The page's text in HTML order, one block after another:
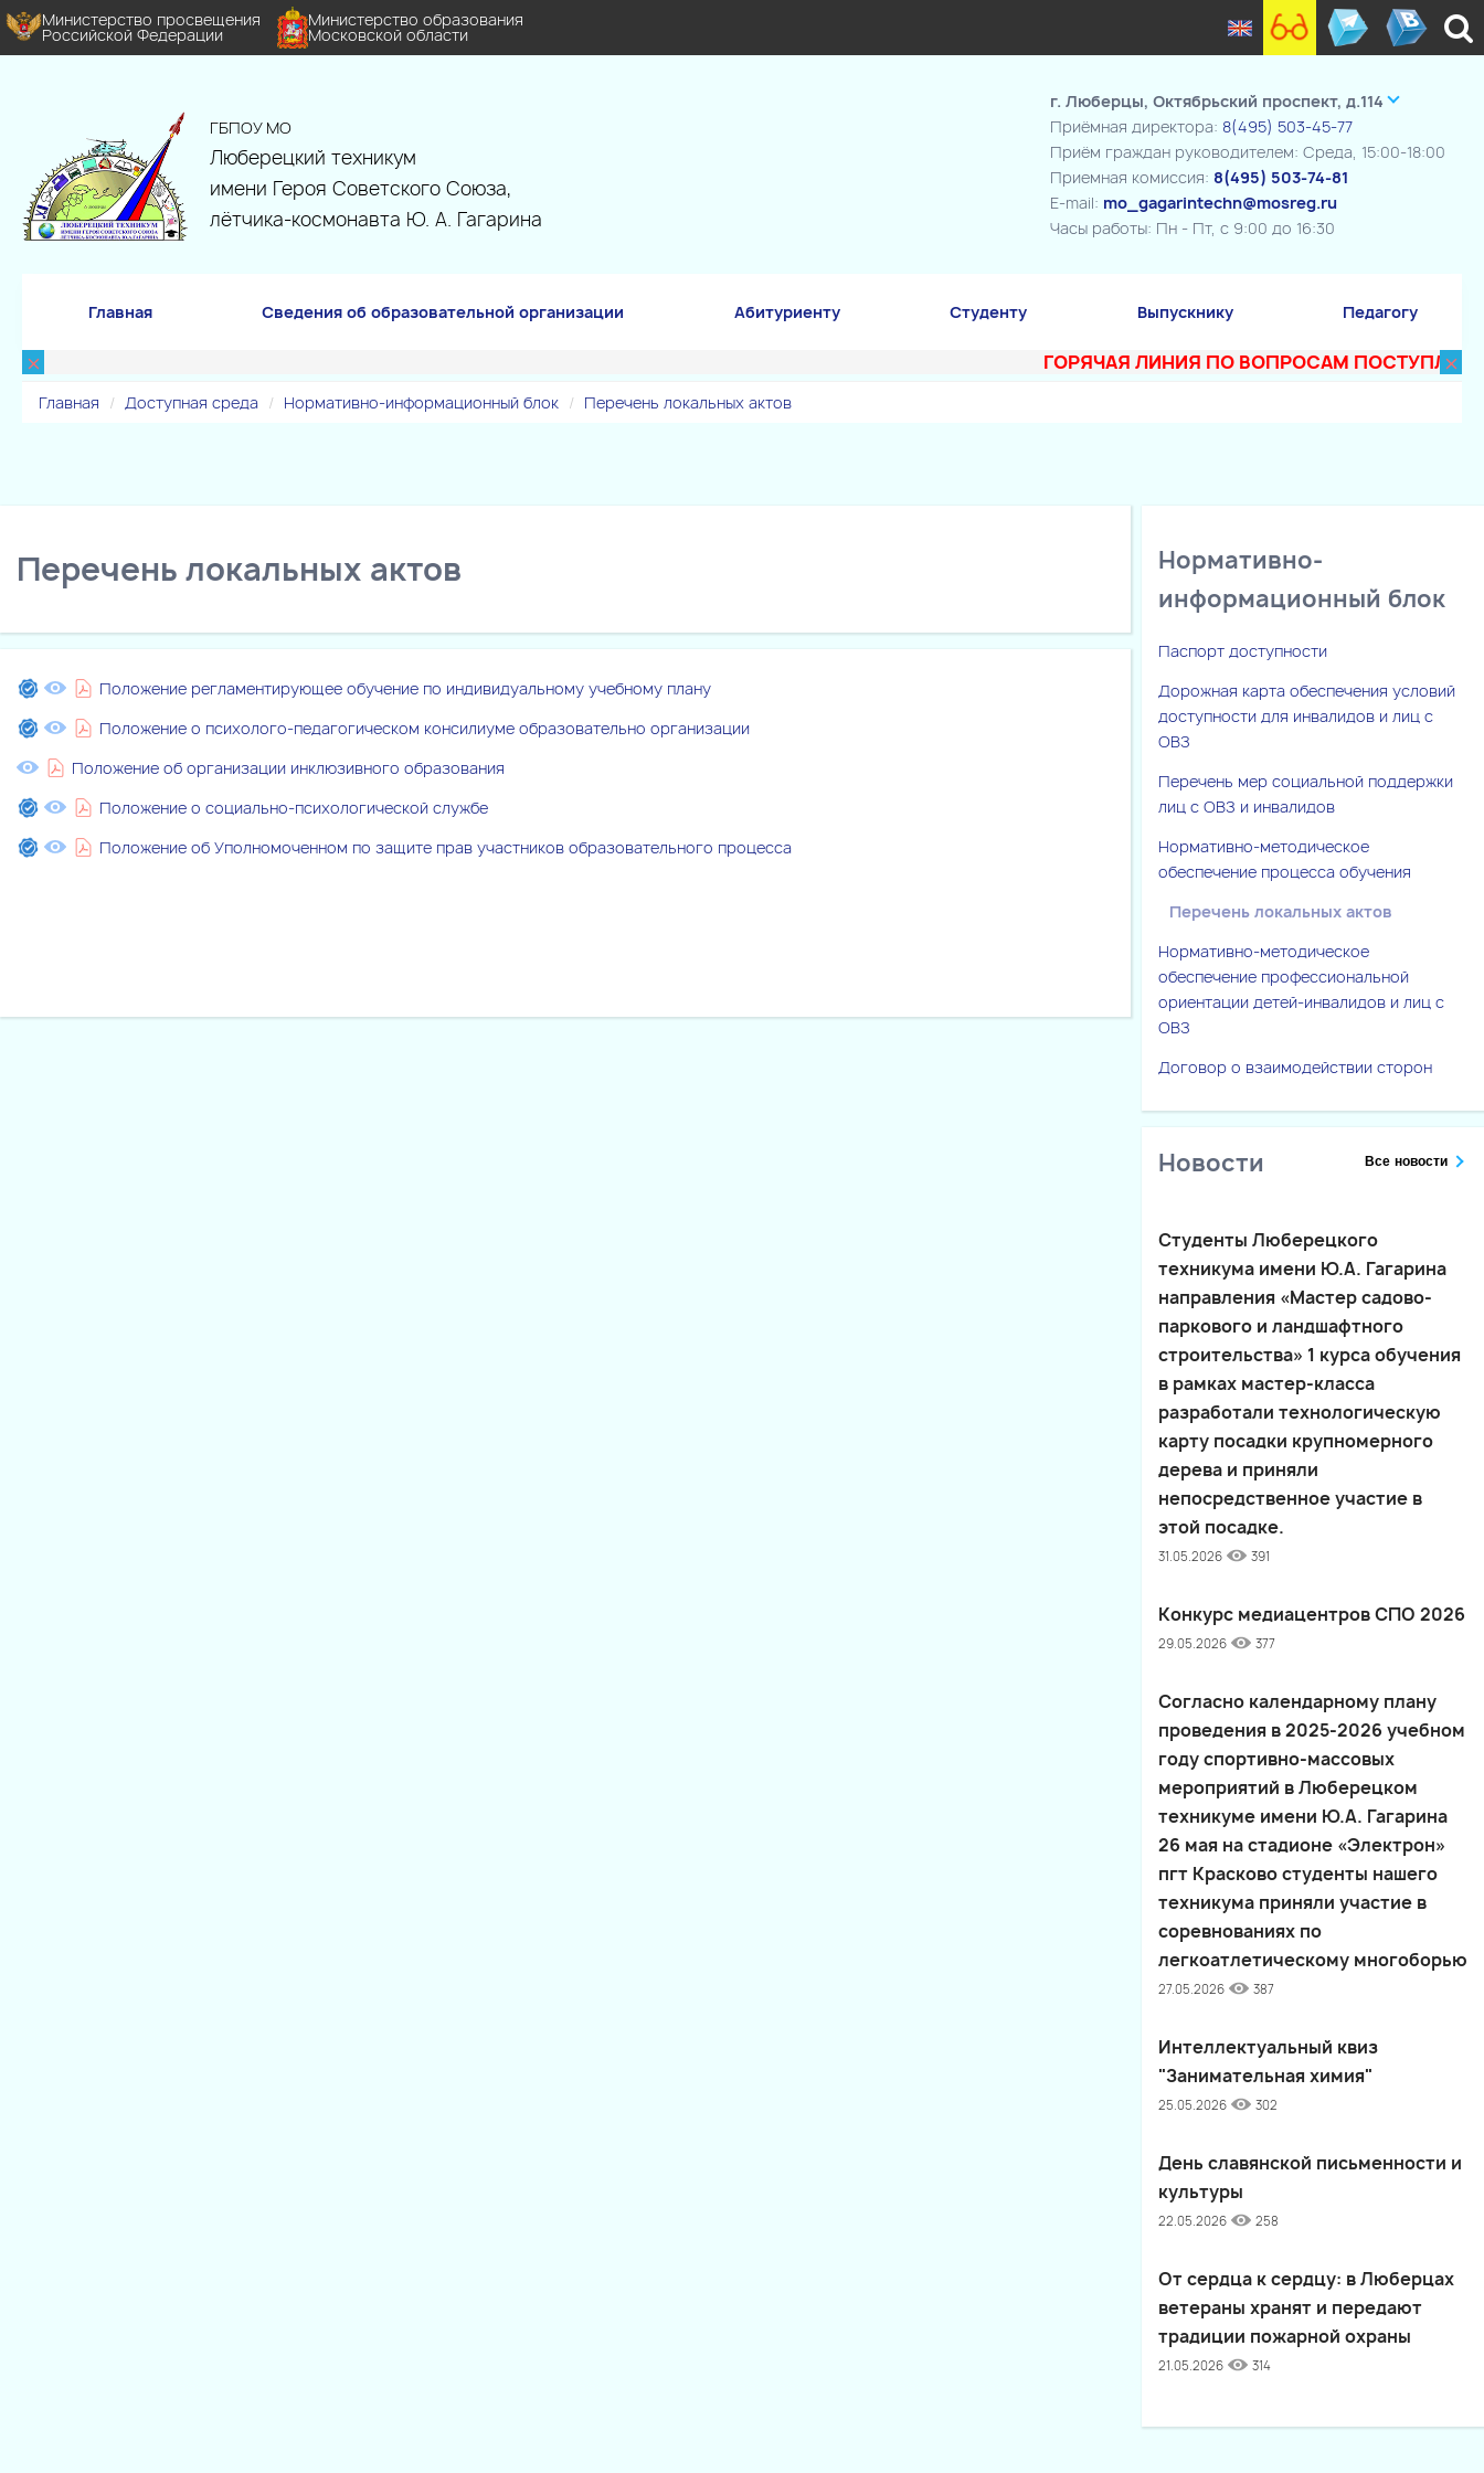
Министерство просвещения
Российской Федерации
Министерство образования
Московской области
ГБПОУ МО
Люберецкий техникум
имени Героя Советского Союза,
лётчика-космонавта Ю. А. Гагарина
г. Люберцы, Октябрьский проспект, д.114
Приёмная директора: 8(495) 503-45-77
Приём граждан руководителем: Среда, 15:00-18:00
Приемная комиссия: 8(495) 503-74-81
E-mail: mo_gagarintechn@mosreg.ru
Часы работы: Пн - Пт, с 9:00 до 16:30
Главная Сведения об образовательной организации Абитуриенту Студенту Выпускнику Педагогу
× ГОРЯЧАЯ ЛИНИЯ ПО ВОПРОСАМ ПОСТУПЛЕНИЯ В
×
Главная Доступная среда Нормативно-информационный блок Перечень локальных актов
Перечень локальных актов
Положение регламентирующее обучение по индивидуальному учебному плану
Положение о психолого-педагогическом консилиуме образовательно организации
Положение об организации инклюзивного образования
Положение о социально-психологической службе
Положение об Уполномоченном по защите прав участников образовательного процесса
Нормативно-
информационный блок
Паспорт доступности
Дорожная карта обеспечения условий
доступности для инвалидов и лиц с
ОВЗ
Перечень мер социальной поддержки
лиц с ОВЗ и инвалидов
Нормативно-методическое
обеспечение процесса обучения
Перечень локальных актов
Нормативно-методическое
обеспечение профессиональной
ориентации детей-инвалидов и лиц с
ОВЗ
Договор о взаимодействии сторон
Новости Все новости
Студенты Люберецкого
техникума имени Ю.А. Гагарина
направления «Мастер садово-
паркового и ландшафтного
строительства» 1 курса обучения
в рамках мастер-класса
разработали технологическую
карту посадки крупномерного
дерева и приняли
непосредственное участие в
этой посадке.
31.05.2026 391
Конкурс медиацентров СПО 2026
29.05.2026 377
Согласно календарному плану
проведения в 2025-2026 учебном
году спортивно-массовых
мероприятий в Люберецком
техникуме имени Ю.А. Гагарина
26 мая на стадионе «Электрон»
пгт Красково студенты нашего
техникума приняли участие в
соревнованиях по
легкоатлетическому многоборью
27.05.2026 387
Интеллектуальный квиз
"Занимательная химия"
25.05.2026 302
День славянской письменности и
культуры
22.05.2026 258
От сердца к сердцу: в Люберцах
ветераны хранят и передают
традиции пожарной охраны
21.05.2026 314